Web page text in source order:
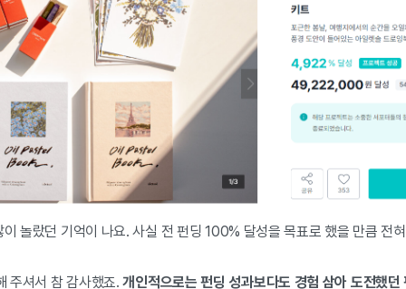
놀랐던 기억이 나요. 사실 전 펀딩 100% 달성을 목표로 했을 만큼 전
주셔서 참 감사했죠.개인적으로는 펀딩 성과보다도 경험 삼아 도전했